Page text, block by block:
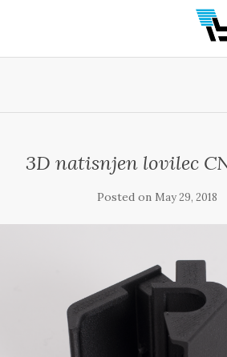
3D natisnjen lovilec
Posted on May 29, 2018